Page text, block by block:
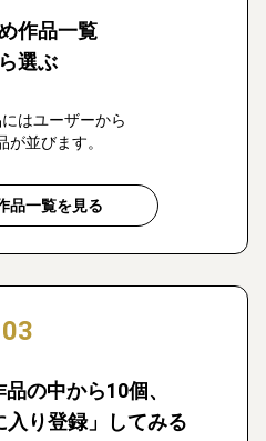
作品一覧
選ぶ
はユーザーから
が並びます。
品一覧を見る
03
の中から10個、
り登録」してみる